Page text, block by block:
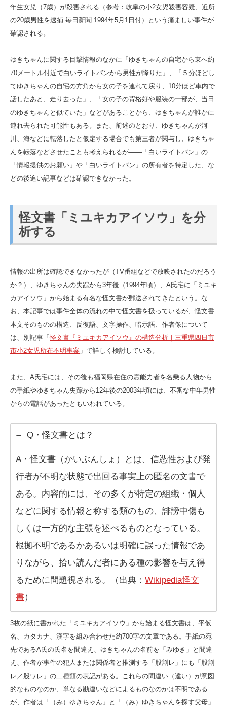
年生女児（7歳）が殺害される（参考：岐阜の小2女児殺害容疑、近所
の20歳男性を逮捕 毎日新聞 1994年5月1日付）という痛ましい事件が
確認される。
ゆきちゃんに関する目撃情報のなかに「ゆきちゃんの自宅から東へ約
70メートル付近で白いライトバンから男性が降りた」、「５分ほどし
てゆきちゃんの自宅の方角から女の子を連れて戻り、10分ほど車内で
話したあと、走り去った」、「女の子の背格好や服装の一部が、当日
のゆきちゃんと似ていた」などがあることから、ゆきちゃんが誰かに
連れ去られた可能性もある。また、前述のとおり、ゆきちゃんが河
川、海などに転落したと仮定する場合でも第三者が関与し、ゆきちゃ
んを転落などさせたことも考えられるが――「白いライトバン」の
「情報提供のお願い」や「白いライトバン」の所有者を特定した、な
どの後追い記事などは確認できなかった。
怪文書「ミユキカアイソウ」を分
析する
情報の出所は確認できなかったが（TV番組などで放映されたのだろう
か？）、ゆきちゃんの失踪から3年後（1994年頃）、A氏宅に「ミユキ
カアイソウ」から始まる有名な怪文書が郵送されてきたという。な
お、本記事では事件全体の流れの中で怪文書を扱っているが、怪文書
本文そのものの構造、反復語、文字操作、暗示語、作者像について
は、別記事「怪文書『ミユキカアイソウ』の構造分析｜三重県四日市
市小2女児所在不明事案 」で詳しく検討している。
また、A氏宅には、その後も福岡県在住の霊能力者を名乗る人物から
の手紙やゆきちゃん失踪から12年後の2003年頃には、不審な中年男性
からの電話があったともいわれている。
Q・怪文書とは？
A・怪文書（かいぶんしょ）とは、信憑性および発
行者が不明な状態で出回る事実上の匿名の文書で
ある。内容的には、その多くが特定の組織・個人
などに関する情報と称する類のもの、誹謗中傷も
しくは一方的な主張を述べるものとなっている。
根拠不明であるかあるいは明確に誤った情報であ
りながら、拾い読んだ者にある種の影響を与え得
るために問題視される。（出典： Wikipedia怪文
書）
3枚の紙に書かれた「ミユキカアイソウ」から始まる怪文書は、平仮
名、カタカナ、漢字を組み合わせた約700字の文章である。手紙の宛
先であるA氏の氏名を間違え、ゆきちゃんの名前を「みゆき」と間違
え、作者が事件の犯人または関係者と推測する「股割レ」にも「股割
レ／股ワレ」の二種類の表記がある。これらの間違い（違い）が意図
的なものなのか、単なる勘違いなどによるものなのかは不明である
が、作者は「（み）ゆきちゃん」と「（み）ゆきちゃんを探す父母」